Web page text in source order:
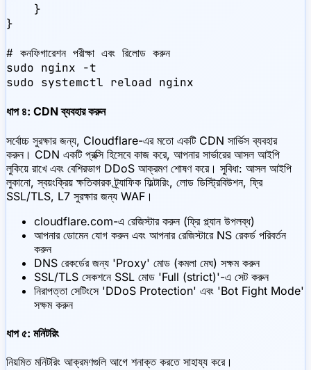
    }
}
# কনফিগারেশন পরীক্ষা এবং রিলোড করুন
sudo nginx -t
sudo systemctl reload nginx
ধাপ ৪: CDN ব্যবহার করুন
সর্বোচ্চ সুরক্ষার জন্য, Cloudflare-এর মতো একটি CDN সার্ভিস ব্যবহার
করুন। CDN একটি প্রক্সি হিসেবে কাজ করে, আপনার সার্ভারের আসল আইপি
লুকিয়ে রাখে এবং বেশিরভাগ DDoS আক্রমণ শোষণ করে। সুবিধা: আসল আইপি
লুকানো, স্বয়ংক্রিয় ক্ষতিকারক ট্র্যাফিক ফিল্টারিং, লোড ডিস্ট্রিবিউশন, ফ্রি
SSL/TLS, L7 সুরক্ষার জন্য WAF।
cloudflare.com-এ রেজিস্টার করুন (ফ্রি প্ল্যান উপলব্ধ)
আপনার ডোমেন যোগ করুন এবং আপনার রেজিস্টারে NS রেকর্ড পরিবর্তন
করুন
DNS রেকর্ডের জন্য 'Proxy' মোড (কমলা মেঘ) সক্ষম করুন
SSL/TLS সেকশনে SSL মোড 'Full (strict)'-এ সেট করুন
নিরাপত্তা সেটিংসে 'DDoS Protection' এবং 'Bot Fight Mode'
সক্ষম করুন
ধাপ ৫: মনিটরিং
নিয়মিত মনিটরিং আক্রমণগুলি আগে শনাক্ত করতে সাহায্য করে।